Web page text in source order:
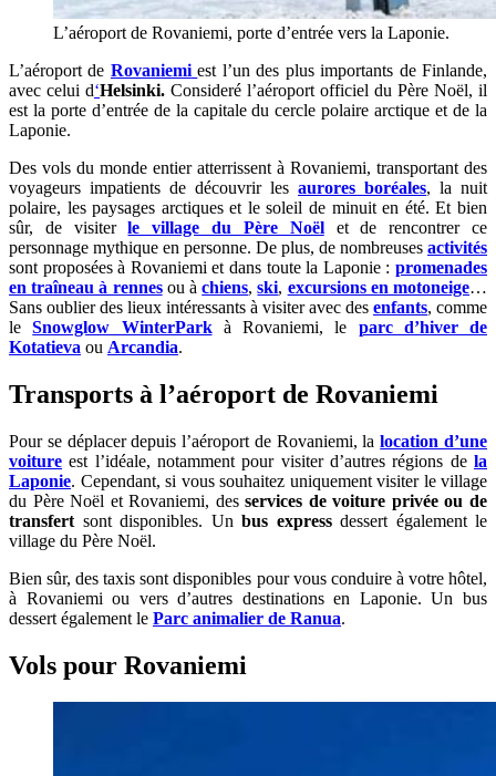
L’aéroport de Rovaniemi, porte d’entrée vers la Laponie.
L’aéroport de Rovaniemi est l’un des plus importants de Finlande,
avec celui d‘Helsinki. Consideré l’aéroport officiel du Père Noël, il
est la porte d’entrée de la capitale du cercle polaire arctique et de la
Laponie.
Des vols du monde entier atterrissent à Rovaniemi, transportant des
voyageurs impatients de découvrir les aurores boréales, la nuit
polaire, les paysages arctiques et le soleil de minuit en été. Et bien
sûr, de visiterle village du Père Noëlet de rencontrer ce
personnage mythique en personne. De plus, de nombreuses activités
sont proposées à Rovaniemi et dans toute la Laponie : promenades
en traîneau à rennesou àchiens,ski, excursions en motoneige…
Sans oublier des lieux intéressants à visiter avec des enfants, comme
leSnowglow WinterParkà Rovaniemi, le parc d’hiver de
Kotatieva ou Arcandia.
Transports à l’aéroport de Rovaniemi
Pour se déplacer depuis l’aéroport de Rovaniemi, lalocation d’une
voiture est l’idéale, notamment pour visiter d’autres régions de la
Laponie. Cependant, si vous souhaitez uniquement visiter le village
du Père Noël et Rovaniemi, desservices de voiture privée ou de
transfert sont disponibles. Un bus expressdessert également le
village du Père Noël.
Bien sûr, des taxis sont disponibles pour vous conduire à votre hôtel,
à Rovaniemi ou vers d’autres destinations en Laponie. Un bus
dessert également le Parc animalier de Ranua.
Vols pour Rovaniemi